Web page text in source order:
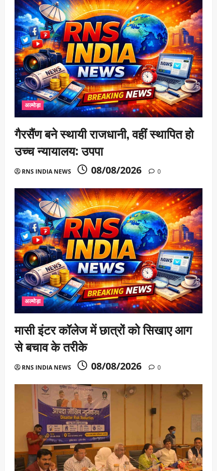
अल्मोड़ा
गैरसैंण बने स्थायी राजधानी, वहीं स्थापित हो
उच्च न्यायालय: उपपा
RNS INDIA NEWS 08/08/2026 0
अल्मोड़ा
मासी इंटर कॉलेज में छात्रों को सिखाए आग
से बचाव के तरीके
RNS INDIA NEWS 08/08/2026 0